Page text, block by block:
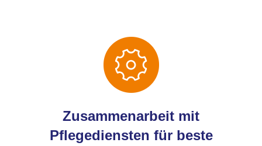
Zusammenarbeit mit
Pflegediensten für beste